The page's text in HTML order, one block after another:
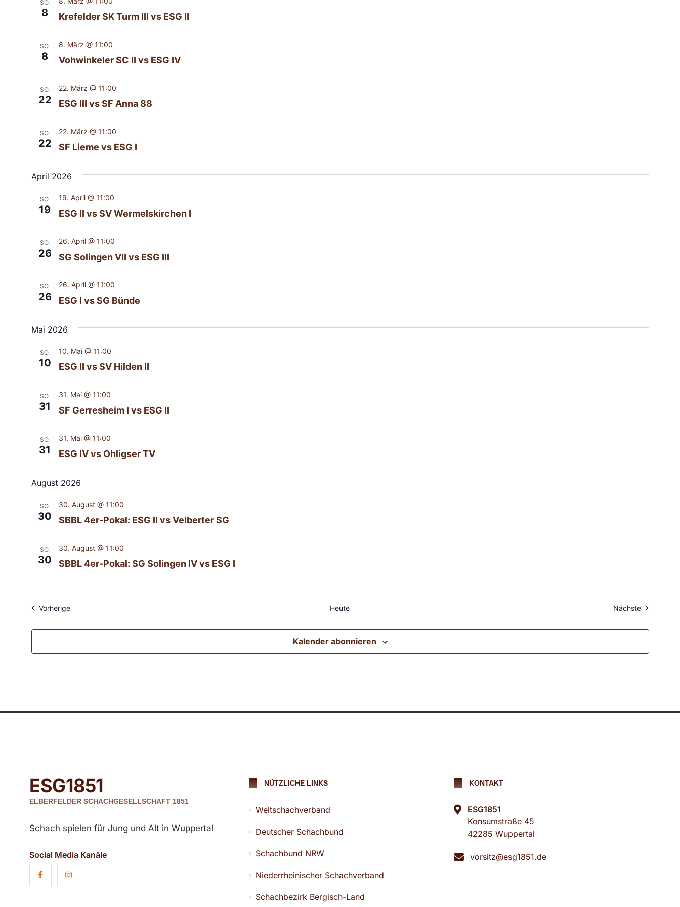
SO.
8 Krefelder SK Turm III vs ESG II
SO.
8 Vohwinkeler SC II vs ESG IV
8. März @ 11:00
SO.
22 ESG III vs SF Anna 88
22. März @ 11:00
SO.
22 SF Lieme vs ESG I
22. März @ 11:00
April 2026
SO.
19 ESG II vs SV Wermelskirchen I
19. April @ 11:00
SO.
26 SG Solingen VII vs ESG III
26. April @ 11:00
SO.
26 ESG I vs SG Bünde
26. April @ 11:00
Mai 2026
SO.
10 ESG II vs SV Hilden II
10. Mai @ 11:00
SO.
31 SF Gerresheim I vs ESG II
31. Mai @ 11:00
SO.
31 ESG IV vs Ohligser TV
31. Mai @ 11:00
August 2026
SO.
30 SBBL 4er-Pokal: ESG II vs Velberter SG
30. August @ 11:00
SO.
30 SBBL 4er-Pokal: SG Solingen IV vs ESG I
30. August @ 11:00
VorherigeVeranstaltungen Heute Nächste
Kalender abonnieren
ESG1851
ELBERFELDER SCHACHGESELLSCHAFT 1851
Schach spielen für Jung und Alt in Wuppertal
Social Media Kanäle
NÜTZLICHE LINKS
Weltschachverband
Deutscher Schachbund
Schachbund NRW
Niederrheinischer Schachverband
Schachbezirk Bergisch-Land
KONTAKT
ESG1851
Konsumstraße 45
42285 Wuppertal
vorsitz@esg1851.de